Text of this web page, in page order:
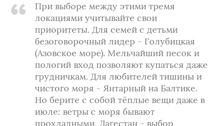
При выборе между этими тремя
локациями учитывайте свои
приоритеты. Для семей с детьми
безоговорочный лидер - Голубицкая
(Азовское море). Мельчайший песок и
пологий вход позволяют купаться даже
грудничкам. Для любителей тишины и
чистого моря - Янтарный на Балтике.
Но берите с собой тёплые вещи даже в
июле: ветры с моря бывают
прохладными. Дагестан - выбор